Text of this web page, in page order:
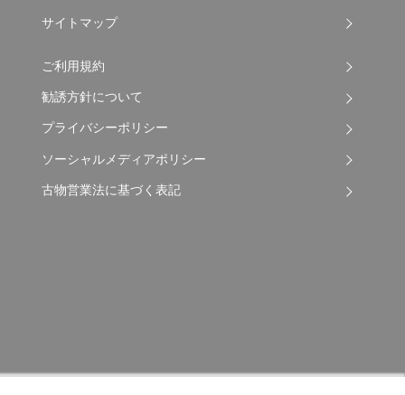
サイトマップ
ご利用規約
勧誘方針について
プライバシーポリシー
ソーシャルメディアポリシー
古物営業法に基づく表記